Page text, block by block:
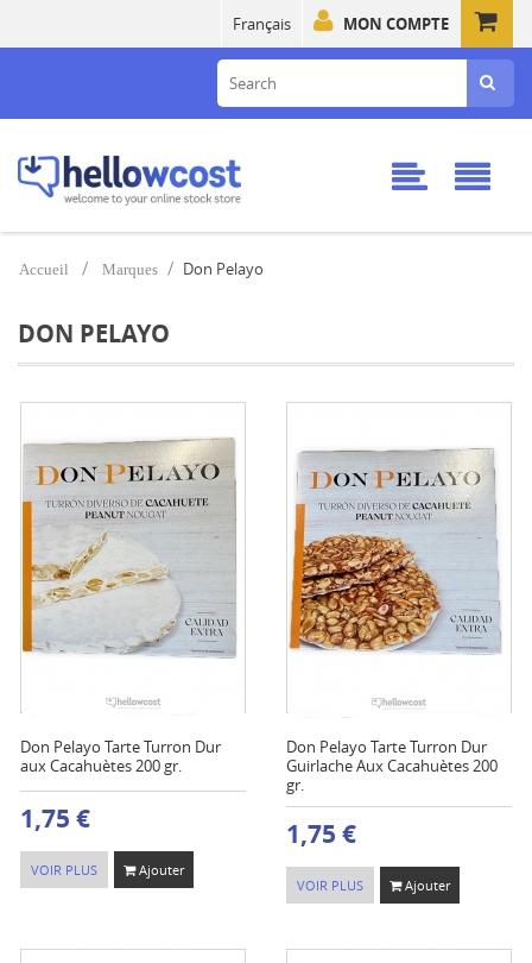
MON COMPTE
Français
Accueil Marques Don Pelayo
DON PELAYO
Don Pelayo Tarte Turron Dur
aux Cacahuètes 200 gr.
1,75 €
VOIR PLUS Ajouter
Don Pelayo Tarte Turron Dur
Guirlache Aux Cacahuètes 200
gr.
1,75 €
VOIR PLUS Ajouter